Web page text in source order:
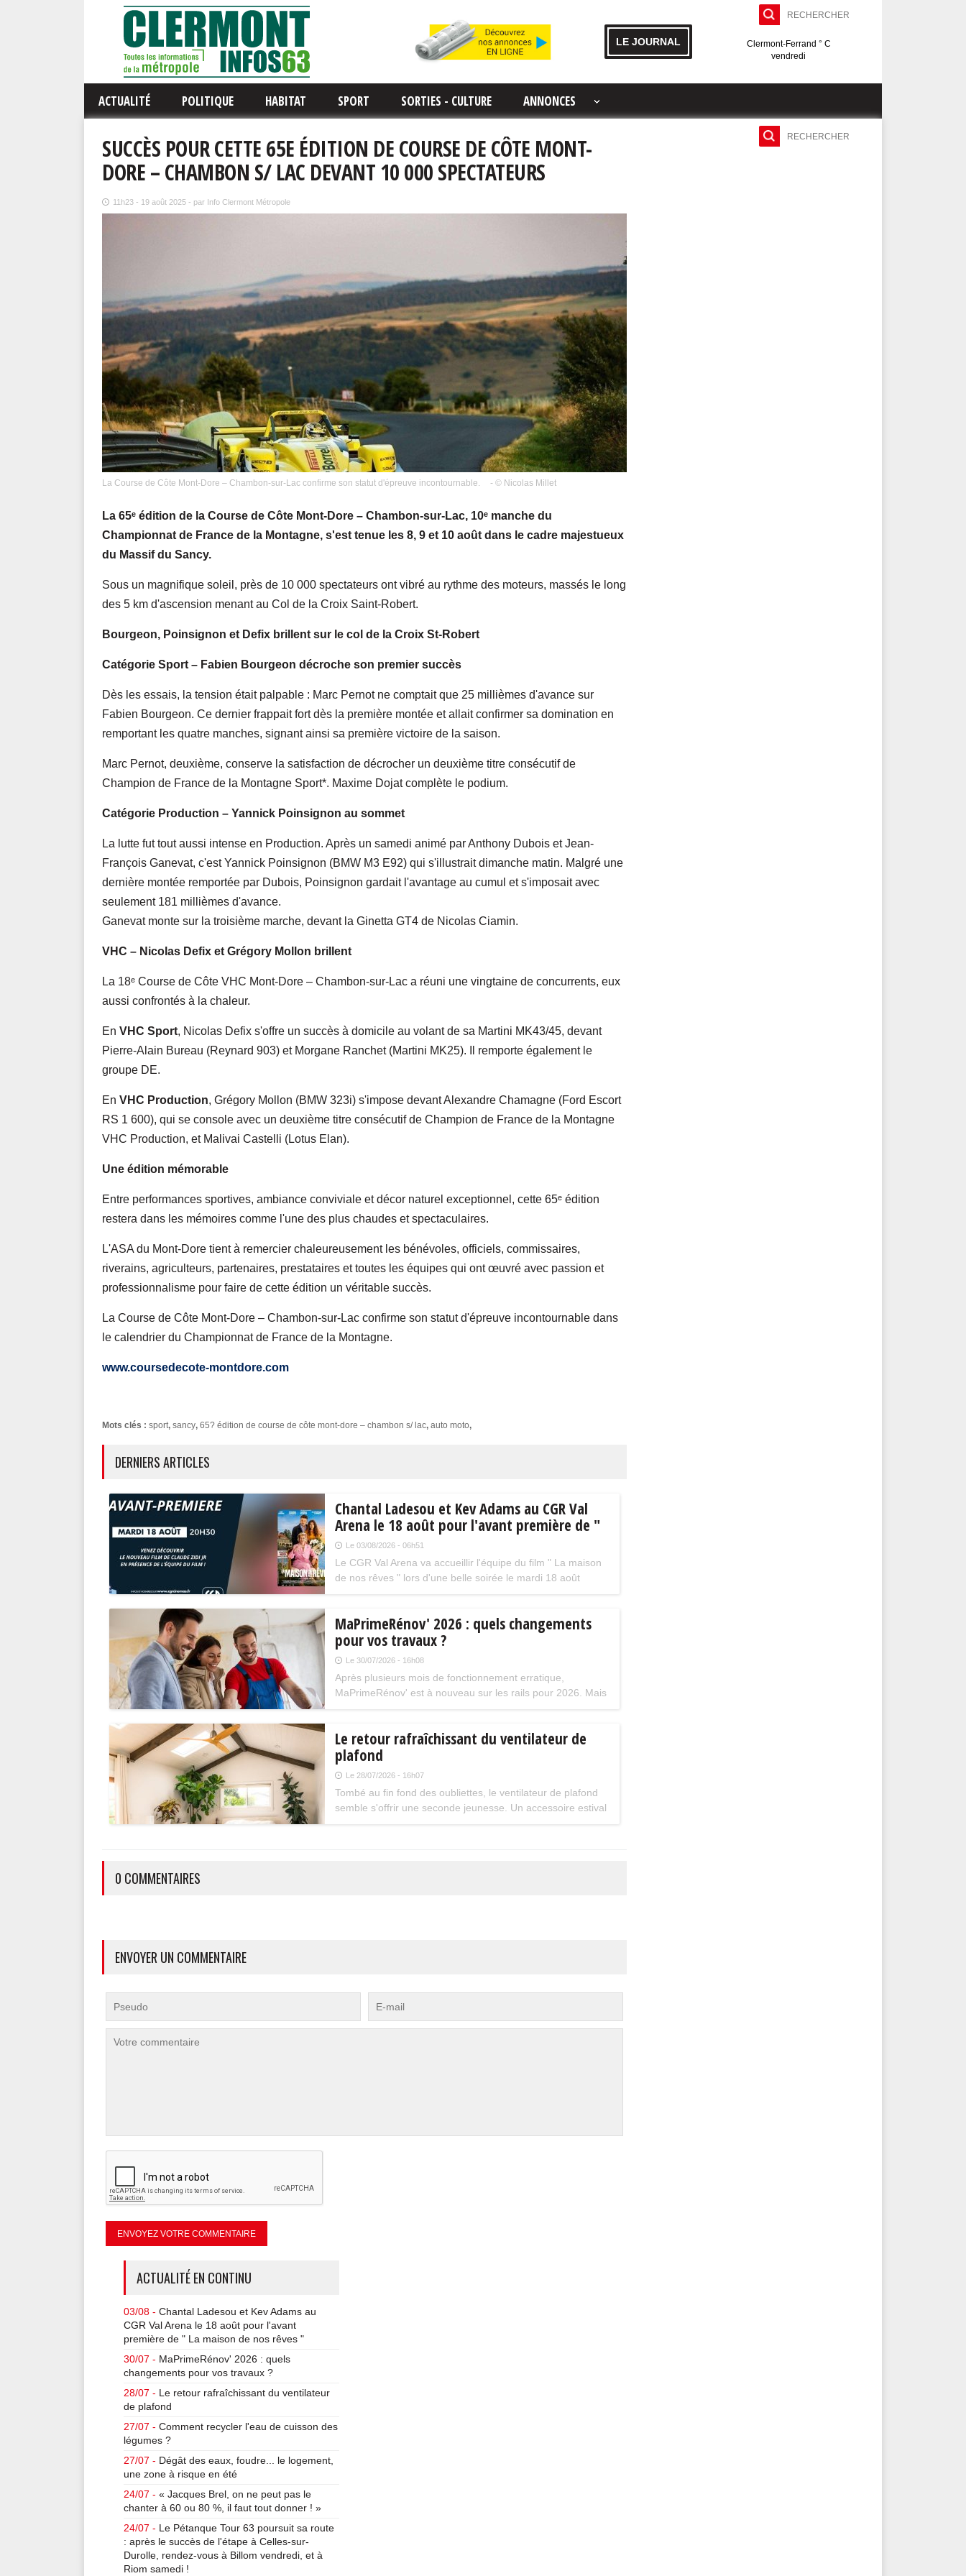
LE JOURNAL
Clermont-Ferrand ° C
vendredi
ACTUALITÉ POLITIQUE HABITAT SPORT SORTIES - CULTURE ANNONCES
SUCCÈS POUR CETTE 65E ÉDITION DE COURSE DE CÔTE MONT-
DORE – CHAMBON S/ LAC DEVANT 10 000 SPECTATEURS
11h23 - 19 août 2025 - par Info Clermont Métropole
La Course de Côte Mont-Dore – Chambon-sur-Lac confirme son statut d'épreuve incontournable. - © Nicolas Millet
La 65ᵉ édition de la Course de Côte Mont-Dore – Chambon-sur-Lac, 10ᵉ manche du
Championnat de France de la Montagne, s'est tenue les 8, 9 et 10 août dans le cadre majestueux
du Massif du Sancy.
Sous un magnifique soleil, près de 10 000 spectateurs ont vibré au rythme des moteurs, massés le long
des 5 km d'ascension menant au Col de la Croix Saint-Robert.
Bourgeon, Poinsignon et Defix brillent sur le col de la Croix St-Robert
Catégorie Sport – Fabien Bourgeon décroche son premier succès
Dès les essais, la tension était palpable : Marc Pernot ne comptait que 25 millièmes d'avance sur
Fabien Bourgeon. Ce dernier frappait fort dès la première montée et allait confirmer sa domination en
remportant les quatre manches, signant ainsi sa première victoire de la saison.
Marc Pernot, deuxième, conserve la satisfaction de décrocher un deuxième titre consécutif de
Champion de France de la Montagne Sport*. Maxime Dojat complète le podium.
Catégorie Production – Yannick Poinsignon au sommet
La lutte fut tout aussi intense en Production. Après un samedi animé par Anthony Dubois et Jean-
François Ganevat, c'est Yannick Poinsignon (BMW M3 E92) qui s'illustrait dimanche matin. Malgré une
dernière montée remportée par Dubois, Poinsignon gardait l'avantage au cumul et s'imposait avec
seulement 181 millièmes d'avance.
Ganevat monte sur la troisième marche, devant la Ginetta GT4 de Nicolas Ciamin.
VHC – Nicolas Defix et Grégory Mollon brillent
La 18ᵉ Course de Côte VHC Mont-Dore – Chambon-sur-Lac a réuni une vingtaine de concurrents, eux
aussi confrontés à la chaleur.
En VHC Sport, Nicolas Defix s'offre un succès à domicile au volant de sa Martini MK43/45, devant
Pierre-Alain Bureau (Reynard 903) et Morgane Ranchet (Martini MK25). Il remporte également le
groupe DE.
En VHC Production, Grégory Mollon (BMW 323i) s'impose devant Alexandre Chamagne (Ford Escort
RS 1 600), qui se console avec un deuxième titre consécutif de Champion de France de la Montagne
VHC Production, et Malivai Castelli (Lotus Elan).
Une édition mémorable
Entre performances sportives, ambiance conviviale et décor naturel exceptionnel, cette 65ᵉ édition
restera dans les mémoires comme l'une des plus chaudes et spectaculaires.
L'ASA du Mont-Dore tient à remercier chaleureusement les bénévoles, officiels, commissaires,
riverains, agriculteurs, partenaires, prestataires et toutes les équipes qui ont œuvré avec passion et
professionnalisme pour faire de cette édition un véritable succès.
La Course de Côte Mont-Dore – Chambon-sur-Lac confirme son statut d'épreuve incontournable dans
le calendrier du Championnat de France de la Montagne.
www.coursedecote-montdore.com
Mots clés : sport, sancy, 65? édition de course de côte mont-dore – chambon s/ lac, auto moto,
DERNIERS ARTICLES
Chantal Ladesou et Kev Adams au CGR Val
Arena le 18 août pour l'avant première de "
La maison de nos rêves "
Le 03/08/2026 - 06h51
Le CGR Val Arena va accueillir l'équipe du film " La maison
de nos rêves " lors d'une belle soirée le mardi 18 août
MaPrimeRénov' 2026 : quels changements
pour vos travaux ?
Le 30/07/2026 - 16h08
Après plusieurs mois de fonctionnement erratique,
MaPrimeRénov' est à nouveau sur les rails pour 2026. Mais
Le retour rafraîchissant du ventilateur de
plafond
Le 28/07/2026 - 16h07
Tombé au fin fond des oubliettes, le ventilateur de plafond
semble s'offrir une seconde jeunesse. Un accessoire estival
0 COMMENTAIRES
ENVOYER UN COMMENTAIRE
ACTUALITÉ EN CONTINU
03/08 - Chantal Ladesou et Kev Adams au
CGR Val Arena le 18 août pour l'avant
première de " La maison de nos rêves "
30/07 - MaPrimeRénov' 2026 : quels
changements pour vos travaux ?
28/07 - Le retour rafraîchissant du ventilateur
de plafond
27/07 - Comment recycler l'eau de cuisson des
légumes ?
27/07 - Dégât des eaux, foudre... le logement,
une zone à risque en été
24/07 - « Jacques Brel, on ne peut pas le
chanter à 60 ou 80 %, il faut tout donner ! »
24/07 - Le Pétanque Tour 63 poursuit sa route
: après le succès de l'étape à Celles-sur-
Durolle, rendez-vous à Billom vendredi, et à
Riom samedi !